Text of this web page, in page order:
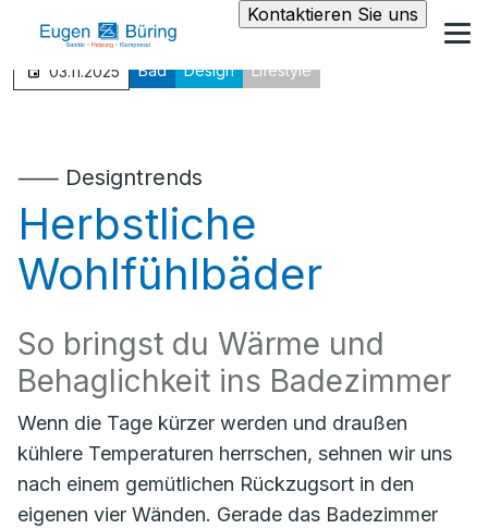
Kontaktieren Sie uns
03.11.2025 Bad Design Lifestyle
⸺ Designtrends
Herbstliche
Wohlfühlbäder
So bringst du Wärme und
Behaglichkeit ins Badezimmer
Wenn die Tage kürzer werden und draußen
kühlere Temperaturen herrschen, sehnen wir uns
nach einem gemütlichen Rückzugsort in den
eigenen vier Wänden. Gerade das Badezimmer